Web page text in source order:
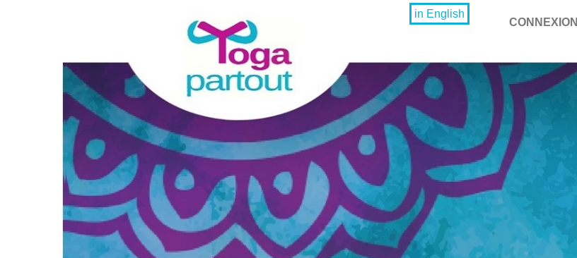
in English
CONNEXION